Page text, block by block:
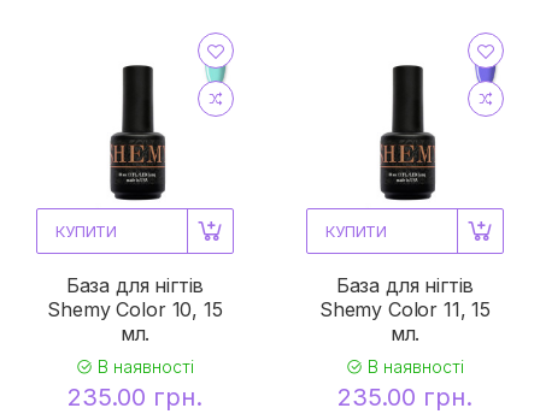
КУПИТИ
База для нігтів
Shemy Color 10, 15
мл.
В наявності
235.00 грн.
КУПИТИ
База для нігтів
Shemy Color 11, 15
мл.
В наявності
235.00 грн.